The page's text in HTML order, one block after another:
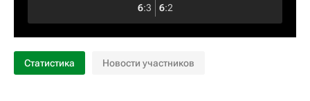
6:3 6:2
Статистика Новости участников